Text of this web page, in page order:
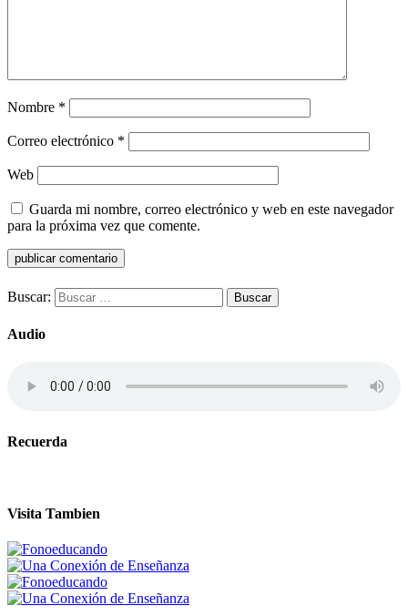
Nombre *
Correo electrónico *
Web
Guarda mi nombre, correo electrónico y web en este navegador
para la próxima vez que comente.
Buscar:
Audio
Recuerda
Visita Tambien